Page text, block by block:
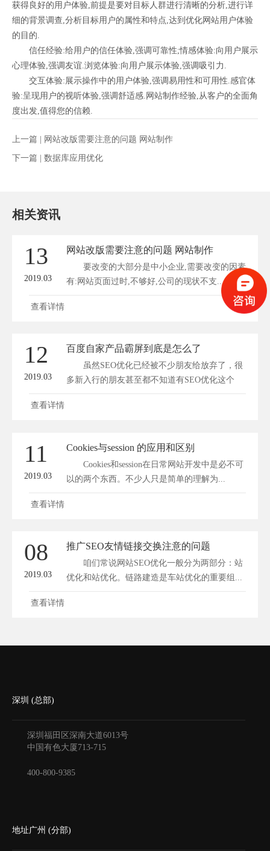
获得良好的用户体验,前提是要对目标人群进行清晰的分析,进行详
细的背景调查,分析目标用户的属性和特点,达到优化网站用户体验
的目的.
信任经验:给用户的信任体验,强调可靠性;情感体验:向用户展示
心理体验,强调友谊.浏览体验:向用户展示体验,强调吸引力.
交互体验:展示操作中的用户体验,强调易用性和可用性.感官体
验:呈现用户的视听体验,强调舒适感.网站制作经验,从客户的全面角
度出发,值得您的信赖.
上一篇 | 网站改版需要注意的问题 网站制作
下一篇 | 数据库应用优化
相关资讯
13
2019.03
网站改版需要注意的问题 网站制作
要改变的大部分是中小企业,需要改变的因素
有:网站页面过时,不够好,公司的现状不支...
查看详情
12
2019.03
百度自家产品霸屏到底是怎么了
虽然SEO优化已经被不少朋友给放弃了，很
多新入行的朋友甚至都不知道有SEO优化这个
事...
查看详情
11
2019.03
Cookies与session 的应用和区别
Cookies和session在日常网站开发中是必不可
以的两个东西。不少人只是简单的理解为...
查看详情
08
2019.03
推广SEO友情链接交换注意的问题
咱们常说网站SEO优化一般分为两部分：站
优化和站优化。链路建造是车站优化的重要组...
查看详情
深圳 (总部)
深圳福田区深南大道6013号
中国有色大厦713-715
400-800-9385
地址广州 (分部)